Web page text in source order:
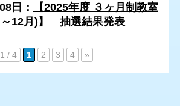
日：
【2025年度 ３ヶ月制教室
～12月)】 抽選結果発表
1 / 4 1 2 3 4 »